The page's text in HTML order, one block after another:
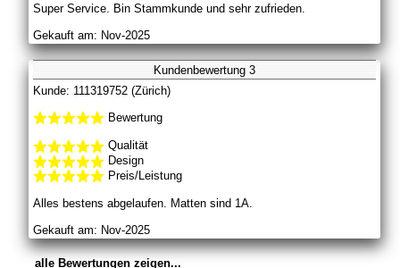
Super Service. Bin Stammkunde und sehr zufrieden.
Gekauft am: Nov-2025
Kundenbewertung 3
Kunde: 111319752 (Zürich)
Bewertung
Qualität
Design
Preis/Leistung
Alles bestens abgelaufen. Matten sind 1A.
Gekauft am: Nov-2025
alle Bewertungen zeigen...